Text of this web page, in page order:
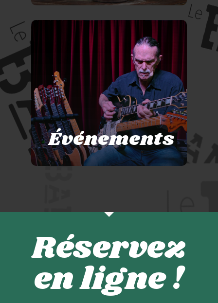
Événements
Réservez
en ligne !